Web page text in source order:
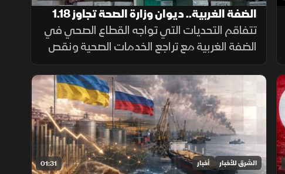
الضفة الغربية.. ديوان وزارة الصحة تجاوز 1.18
مليار دولار
تتفاقم التحديات التي تواجه القطاع الصحي في
الضفة الغربية مع تراجع الخدمات الصحية ونقص
الأدوية، وسط صعوبات مالية أثرت على
المستشفيات والمراكز الطبية وقدرتها على تلبية
احتياجات المرضى.
01:31 الشرق للأخبار أخبار